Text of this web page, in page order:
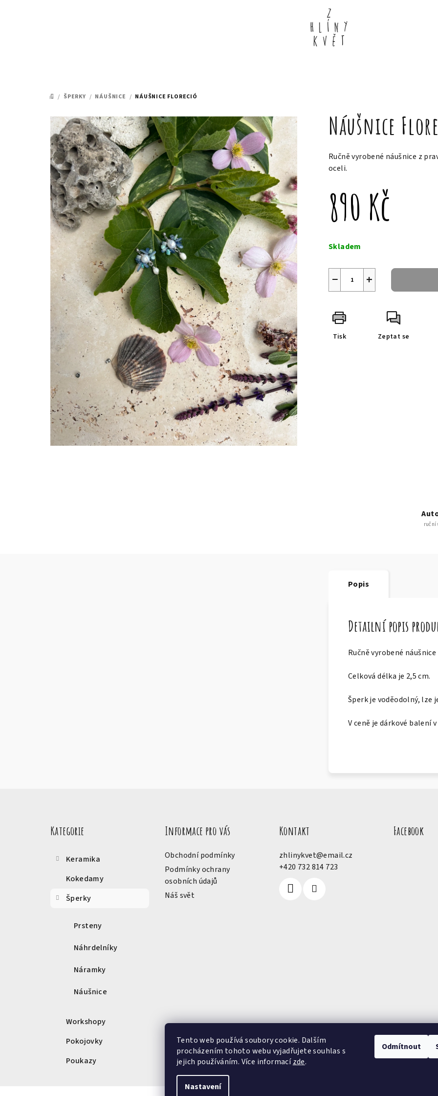
Tento web používá soubory cookie. Dalším
procházením tohoto webu vyjadřujete souhlas s
jejich používáním. Více informacízde.
Nastavení
Odmítnout
DOMŮ
/ ŠPERKY / NÁUŠNICE / NÁUŠNICE FLORECIÓ
Náušnice
Ručně vyrobené náušnice z
oceli.
890 Kč
cena:
Skladem
+
−
Tisk Zeptat se
ruční
Popis
Detailní popis
Ručně vyrobené
Celková délka je 2,5 cm.
Šperk je voděodolný, lze
V ceně je dárkové balení
Kategorie
Keramika
Kokedamy
Šperky
Prsteny
Náhrdelníky
Náramky
Náušnice
Workshopy
Pokojovky
Poukazy
Informace pro vás
Obchodní podmínky
Podmínky ochrany
osobních údajů
Náš svět
Kontakt
zhlinykvet@email.cz
+420 732 814 723
Facebook